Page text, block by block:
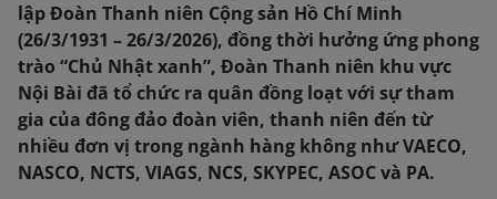
lập Đoàn Thanh niên Cộng sản Hồ Chí Minh
(26/3/1931 – 26/3/2026), đồng thời hưởng ứng phong
trào “Chủ Nhật xanh”, Đoàn Thanh niên khu vực
Nội Bài đã tổ chức ra quân đồng loạt với sự tham
gia của đông đảo đoàn viên, thanh niên đến từ
nhiều đơn vị trong ngành hàng không như VAECO,
NASCO, NCTS, VIAGS, NCS, SKYPEC, ASOC và PA.